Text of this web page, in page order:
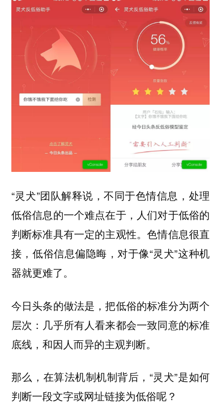
“灵犬”团队解释说，不同于色情信息，处理
低俗信息的一个难点在于，人们对于低俗的
判断标准具有一定的主观性。色情信息很直
接，低俗信息偏隐晦，对于像“灵犬”这种机
器就更难了。
今日头条的做法是，把低俗的标准分为两个
层次：几乎所有人看来都会一致同意的标准
底线，和因人而异的主观判断。
那么，在算法机制机制背后，“灵犬”是如何
判断一段文字或网址链接为低俗呢？